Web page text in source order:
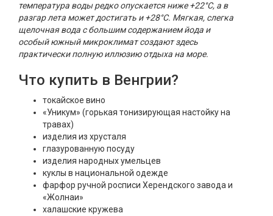
температура воды редко опускается ниже +22°C, а в
разгар лета может достигать и +28°C. Мягкая, слегка
щелочная вода с большим содержанием йода и
особый южный микроклимат создают здесь
практически полную иллюзию отдыха на море.
Что купить в Венгрии?
токайское вино
«Уникум» (горькая тонизирующая настойку на
травах)
изделия из хрусталя
глазурованную посуду
изделия народных умельцев
куклы в национальной одежде
фарфор ручной росписи Херендского завода и
«Жолнаи»
халашские кружева